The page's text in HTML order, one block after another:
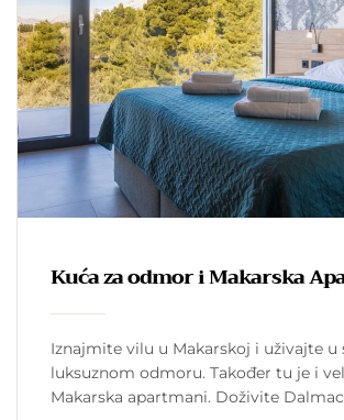
Kuća za odmor i Makarska
Iznajmite vilu u Makarskoj i uživajte u
luksuznom odmoru. Također tu je i
Makarska apartmani. Doživite